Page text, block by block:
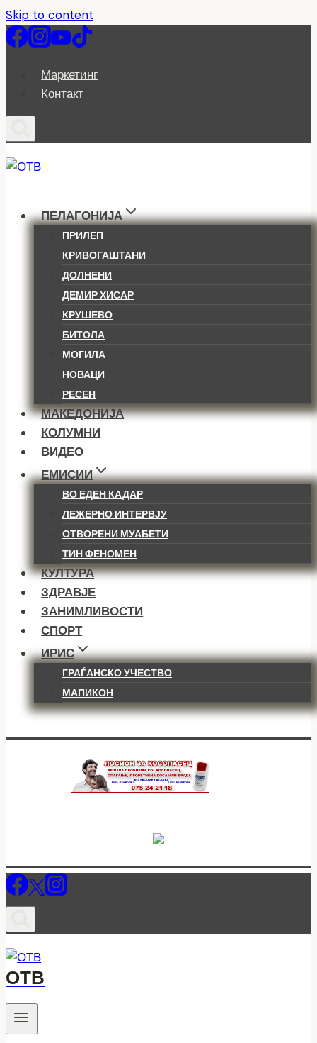
Skip to content
Маркетинг
Контакт
ПЕЛАГОНИЈА
ПРИЛЕП
КРИВОГАШТАНИ
ДОЛНЕНИ
ДЕМИР ХИСАР
КРУШЕВО
БИТОЛА
МОГИЛА
НОВАЦИ
РЕСЕН
МАКЕДОНИЈА
КОЛУМНИ
ВИДЕО
ЕМИСИИ
ВО ЕДЕН КАДАР
ЛЕЖЕРНО ИНТЕРВЈУ
ОТВОРЕНИ МУАБЕТИ
ТИН ФЕНОМЕН
КУЛТУРА
ЗДРАВЈЕ
ЗАНИМЛИВОСТИ
СПОРТ
ИРИС
ГРАЃАНСКО УЧЕСТВО
МАПИКОН
ОТВ